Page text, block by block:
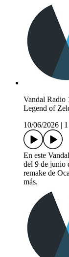
Vandal Radio
Legend of
10/06/2026
En este
del 9 de junio
remake de
más.